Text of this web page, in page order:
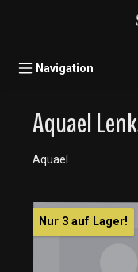
Navigation
Aquael
Aquael
Bildergalerie
Nur 3 auf Lager!